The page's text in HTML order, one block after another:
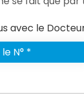
avec le
N° *